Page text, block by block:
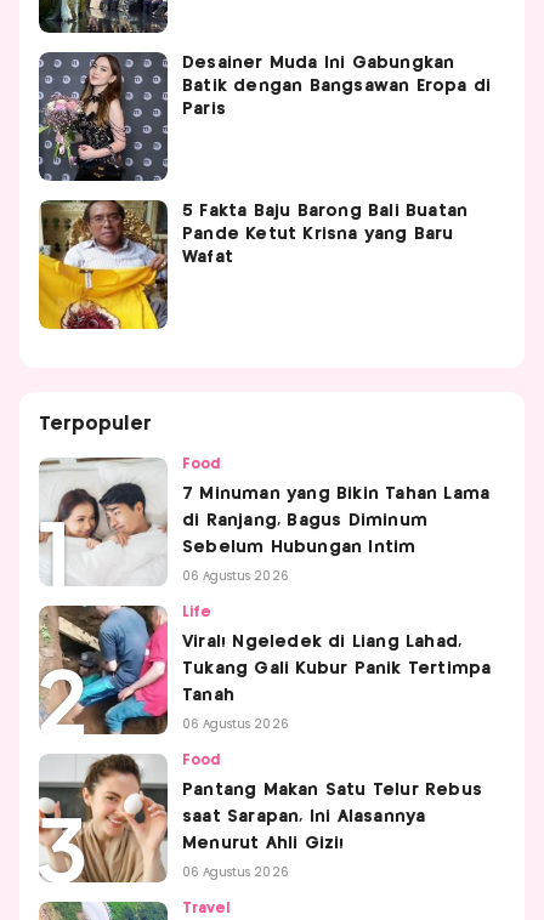
Desainer Muda Ini Gabungkan
Batik dengan Bangsawan Eropa di
Paris
5 Fakta Baju Barong Bali Buatan
Pande Ketut Krisna yang Baru
Wafat
Terpopuler
Food
7 Minuman yang Bikin Tahan Lama
di Ranjang, Bagus Diminum
Sebelum Hubungan Intim
06 Agustus 2026
Life
Viral! Ngeledek di Liang Lahad,
Tukang Gali Kubur Panik Tertimpa
Tanah
06 Agustus 2026
Food
Pantang Makan Satu Telur Rebus
saat Sarapan, Ini Alasannya
Menurut Ahli Gizi!
06 Agustus 2026
Travel